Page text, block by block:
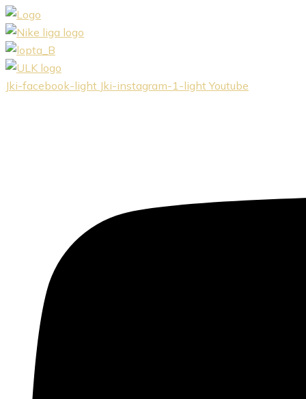
Preskočiť
na
obsah
Jki-facebook-light Jki-instagram-1-light Youtube